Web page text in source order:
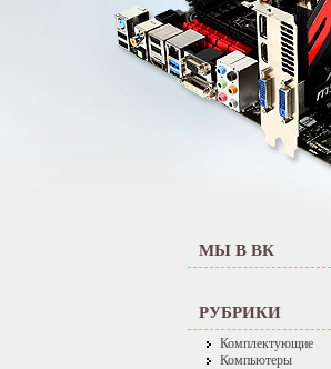
МЫ В ВК
РУБРИКИ
Комплектующие
Компьютеры